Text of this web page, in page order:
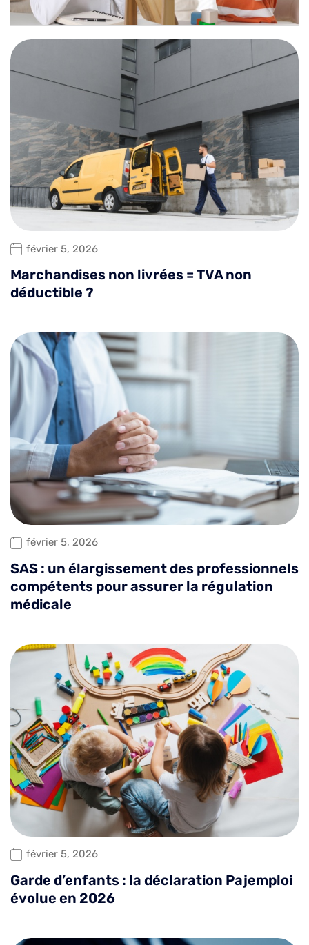
février 5, 2026
Marchandises non livrées = TVA non
déductible ?
février 5, 2026
SAS : un élargissement des professionnels
compétents pour assurer la régulation
médicale
février 5, 2026
Garde d’enfants : la déclaration Pajemploi
évolue en 2026